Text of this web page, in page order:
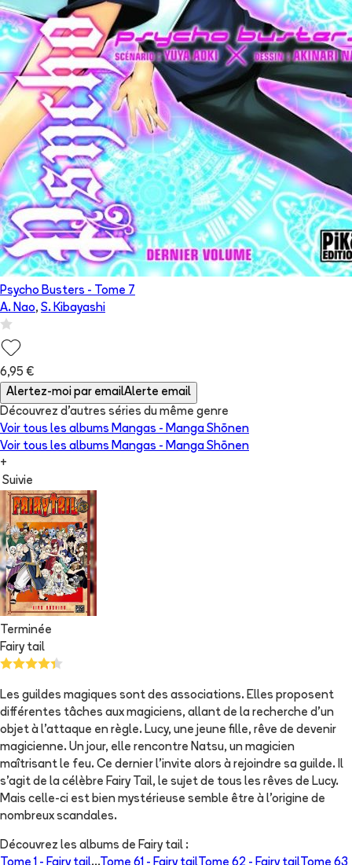
Psycho Busters - Tome 7
A. Nao, S. Kibayashi
6,95 €
Alertez-moi par emailAlerte email
Découvrez d'autres séries du même genre
Voir tous les albums Mangas - Manga Shōnen
Voir tous les albums Mangas - Manga Shōnen
+
Suivie
Terminée
Fairy tail
Les guildes magiques sont des associations. Elles proposent
différentes tâches aux magiciens, allant de la recherche d'un
objet à l'attaque en règle. Lucy, une jeune fille, rêve de devenir
magicienne. Un jour, elle rencontre Natsu, un magicien
maîtrisant le feu. Ce dernier l'invite alors à rejoindre sa guilde. Il
s'agit de la célèbre Fairy Tail, le sujet de tous les rêves de Lucy.
Mais celle-ci est bien mystérieuse semble être à l'origine de
nombreux scandales.
Découvrez les albums de Fairy tail :